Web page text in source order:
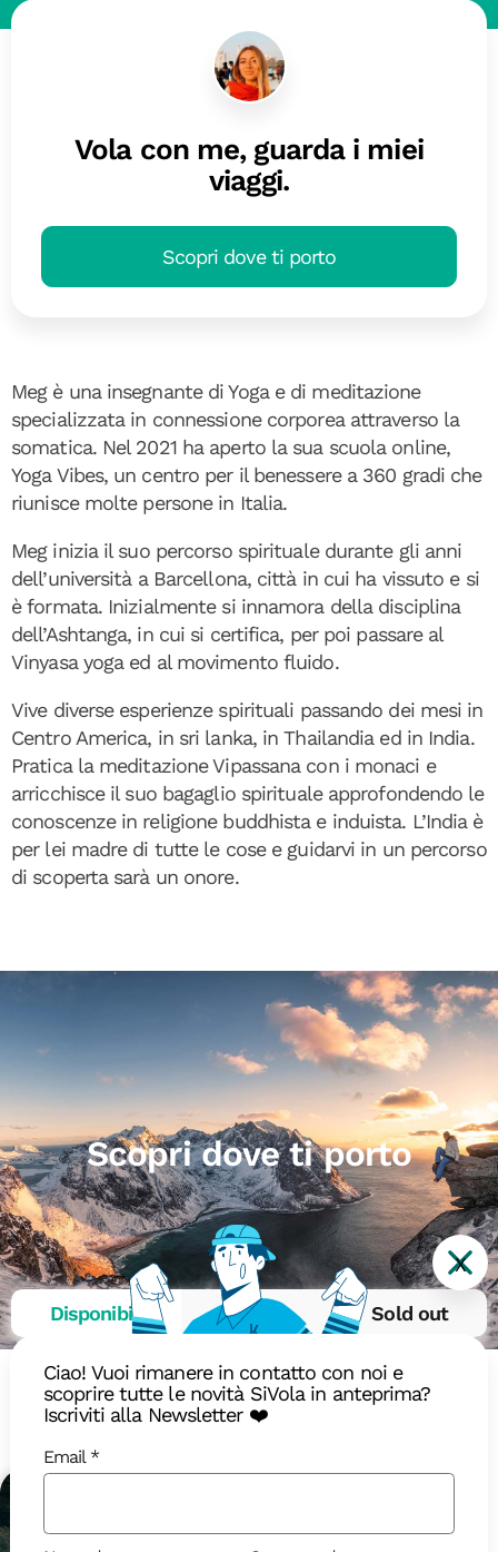
Vola con me, guarda i miei
viaggi.
Scopri dove ti porto
Meg è una insegnante di Yoga e di meditazione
specializzata in connessione corporea attraverso la
somatica. Nel 2021 ha aperto la sua scuola online,
Yoga Vibes, un centro per il benessere a 360 gradi che
riunisce molte persone in Italia.
Meg inizia il suo percorso spirituale durante gli anni
dell’università a Barcellona, città in cui ha vissuto e si
è formata. Inizialmente si innamora della disciplina
dell’Ashtanga, in cui si certifica, per poi passare al
Vinyasa yoga ed al movimento fluido.
Vive diverse esperienze spirituali passando dei mesi in
Centro America, in sri lanka, in Thailandia ed in India.
Pratica la meditazione Vipassana con i monaci e
arricchisce il suo bagaglio spirituale approfondendo le
conoscenze in religione buddhista e induista. L’India è
per lei madre di tutte le cose e guidarvi in un percorso
di scoperta sarà un onore.
Scopri dove ti porto
Disponibili In arrivo Sold out
X
Ciao! Vuoi rimanere in contatto con noi e
scoprire tutte le novità SiVola in anteprima?
Iscriviti alla Newsletter ❤️
Email